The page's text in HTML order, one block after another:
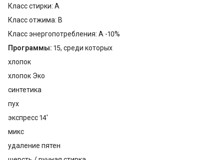
Класс стирки: A
Класс отжима: В
Класс энергопотребления: A -10%
Программы: 15, среди которых
хлопок
хлопок Эко
синтетика
пух
экспресс 14'
микс
удаление пятен